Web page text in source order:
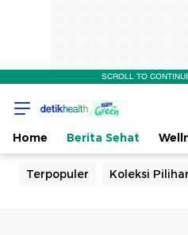
SCROLL TO
Home Berita Sehat
Terpopuler Koleksi